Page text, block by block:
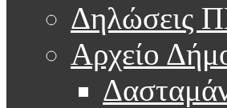
Δηλώσεις
Αρχείο